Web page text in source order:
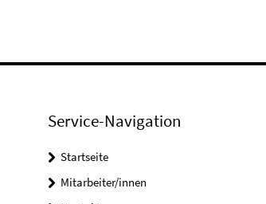
Service-Navigation
Startseite
Mitarbeiter/innen